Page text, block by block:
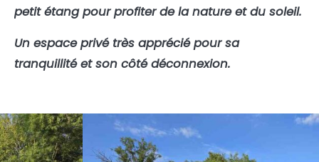
petit étang pour profiter de la nature et du soleil.
Un espace privé très apprécié pour sa
tranquillité et son côté déconnexion.